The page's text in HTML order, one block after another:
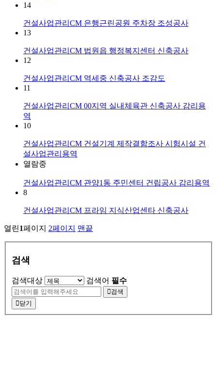
14
건설사업관리CM 은행근린공원 주차장 조성공사
13
건설사업관리CM 법원읍 행정복지센터 신축공사
12
건설사업관리CM 역세중 신축공사 조감도
11
건설사업관리CM 00지역 실내체육관 신축공사 감리용
역
10
건설사업관리CM 건설기계 제작결함조사 시험시설 건
설사업관리용역
열람중
건설사업관리CM 관양1동 주민센터 건립공사 감리용역
8
건설사업관리CM 프라임 지식산업센타 신축공사
열린1페이지 2페이지 맨끝
검색
검색대상 검색어 필수
검색
닫기